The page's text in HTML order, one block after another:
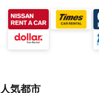
人気都市